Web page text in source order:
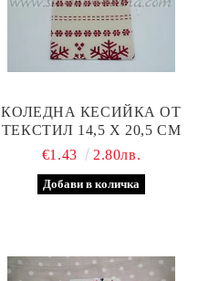
КОЛЕДНА КЕСИЙКА ОТ
ТЕКСТИЛ 14,5 Х 20,5 СМ
€1.43
2.80лв.